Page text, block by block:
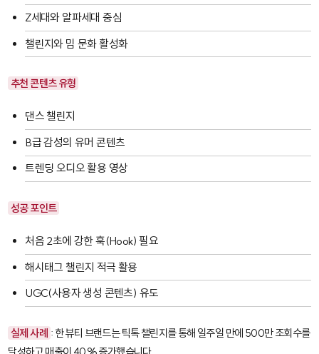
Z세대와 알파세대 중심
챌린지와 밈 문화 활성화
추천 콘텐츠 유형
댄스 챌린지
B급 감성의 유머 콘텐츠
트렌딩 오디오 활용 영상
성공 포인트
처음 2초에 강한 훅(Hook) 필요
해시태그 챌린지 적극 활용
UGC(사용자 생성 콘텐츠) 유도
실제 사례 : 한 뷰티 브랜드는 틱톡 챌린지를 통해 일주일 만에 500만 조회수를